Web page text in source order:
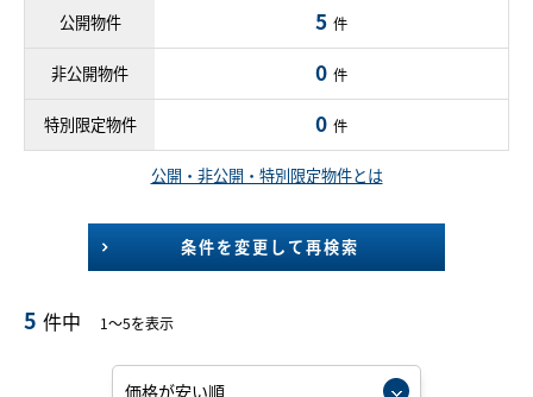
公開物件 5 件
非公開物件 0 件
特別限定物件 0 件
公開・非公開・特別限定物件とは
条件を変更して再検索
5 件中 1～5を表示